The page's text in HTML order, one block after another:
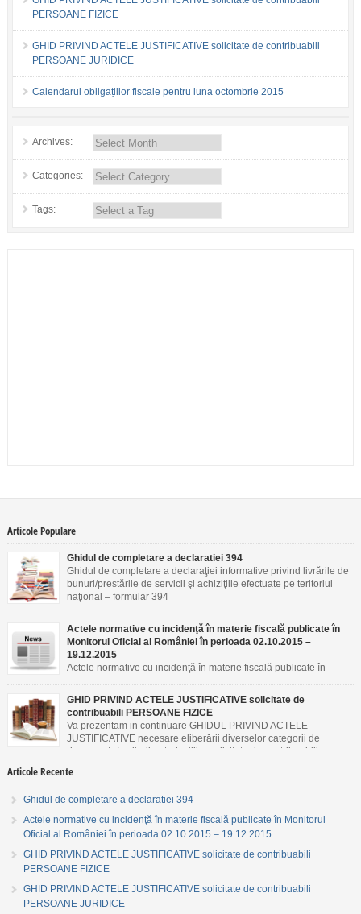
PERSOANE FIZICE
GHID PRIVIND ACTELE JUSTIFICATIVE solicitate de contribuabili
PERSOANE JURIDICE
Calendarul obligațiilor fiscale pentru luna octombrie 2015
Archives:
Categories:
Tags:
Articole Populare
Ghidul de completare a declaratiei 394
Ghidul de completare a declaraţiei informative privind livrările de
bunuri/prestările de servicii şi achiziţiile efectuate pe teritoriul
naţional – formular 394
Actele normative cu incidenţă în materie fiscală publicate în
Monitorul Oficial al României în perioada 02.10.2015 –
19.12.2015
Actele normative cu incidenţă în materie fiscală publicate în
GHID PRIVIND ACTELE JUSTIFICATIVE solicitate de
contribuabili PERSOANE FIZICE
Va prezentam in continuare GHIDUL PRIVIND ACTELE
JUSTIFICATIVE necesare eliberării diverselor categorii de
documente/emiterii autorizaţiilor solicitate de contribuabili
Articole Recente
Ghidul de completare a declaratiei 394
Actele normative cu incidenţă în materie fiscală publicate în Monitorul
Oficial al României în perioada 02.10.2015 – 19.12.2015
GHID PRIVIND ACTELE JUSTIFICATIVE solicitate de contribuabili
PERSOANE FIZICE
GHID PRIVIND ACTELE JUSTIFICATIVE solicitate de contribuabili
PERSOANE JURIDICE